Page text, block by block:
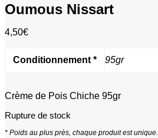
Oumous Nissart
4,50€
Conditionnement * 95gr
Crème de Pois Chiche 95gr
Rupture de stock
* Poids au plus près, chaque produit est unique.